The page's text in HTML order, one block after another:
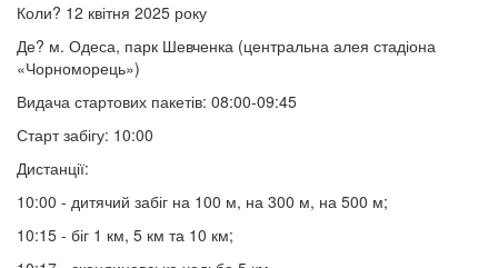
Коли? 12 квітня 2025 року
Де? м. Одеса, парк Шевченка (центральна алея стадіона
«Чорноморець»)
Видача стартових пакетів: 08:00-09:45
Старт забігу: 10:00
Дистанції:
10:00 - дитячий забіг на 100 м, на 300 м, на 500 м;
10:15 - біг 1 км, 5 км та 10 км;